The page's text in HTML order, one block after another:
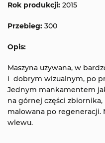
Rok produkcji: 2015
Przebieg: 300
Opis:
Maszyna używana, w
i dobrym wizualnym, po
Jednym mankamentem
na górnej części
malowana po regeneracji.
wlewu.